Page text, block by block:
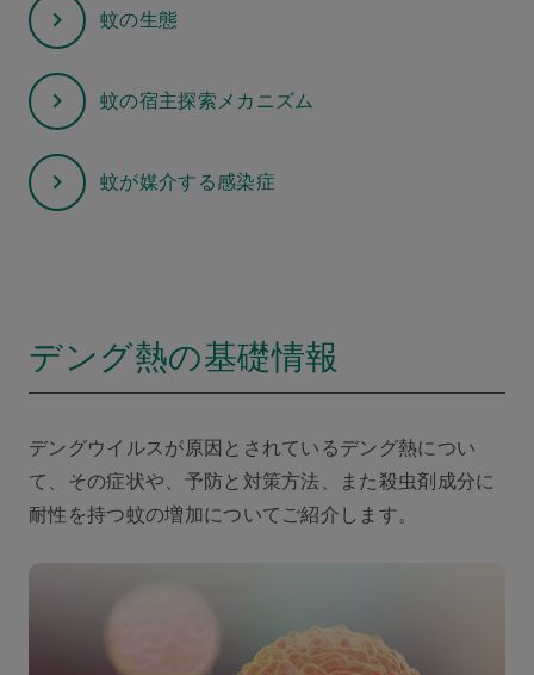
蚊の生態
蚊の宿主探索メカニズム
蚊が媒介する感染症
デング熱の基礎情報
デングウイルスが原因とされているデング熱につい
て、その症状や、予防と対策方法、また殺虫剤成分に
耐性を持つ蚊の増加についてご紹介します。